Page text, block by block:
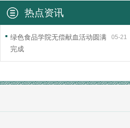
热点资讯
05-21
绿色食品学院无偿献血活动圆满
完成